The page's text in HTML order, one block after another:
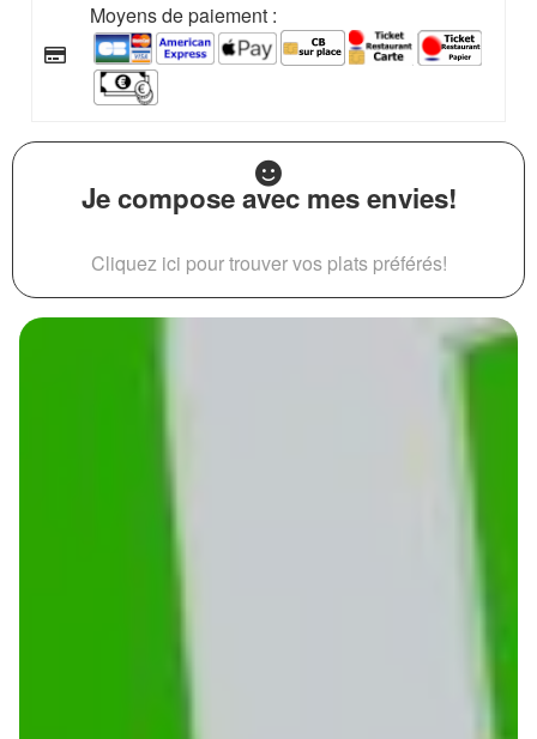
Moyens de paiement :
Je compose avec mes envies!
Cliquez ici pour trouver vos plats préférés!